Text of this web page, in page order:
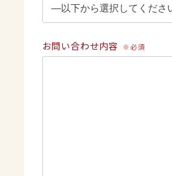
お問い合わせ内容 ※必須